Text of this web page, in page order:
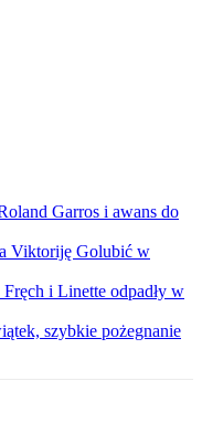
Garros i awans do
Viktoriję Golubić w
i Linette odpadły w
szybkie pożegnanie